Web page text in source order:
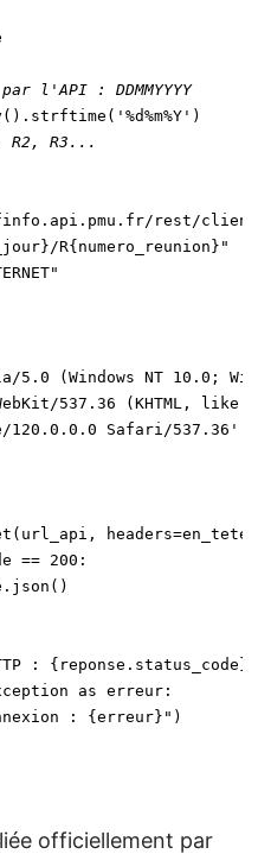
l'API : DDMMYYYY
'%d%m%Y' )
R2, R3...
rest/
/R{numero_reunion} "
5.0 (Windows NT 10.0;
537.36 (KHTML, like
120.0.0.0 Safari/537.36'
== 200 :
: {reponse.status_code}
as erreur:
: {erreur} " )
officiellement par